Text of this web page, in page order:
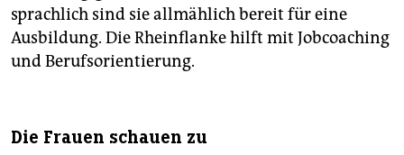
sprachlich sind sie allmählich bereit für eine
Ausbildung. Die Rheinflanke hilft mit Jobcoaching
und Berufsorientierung.
Die Frauen schauen zu